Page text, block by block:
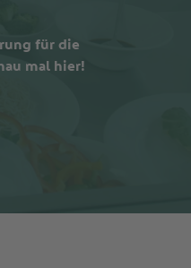
für die
mal hier!